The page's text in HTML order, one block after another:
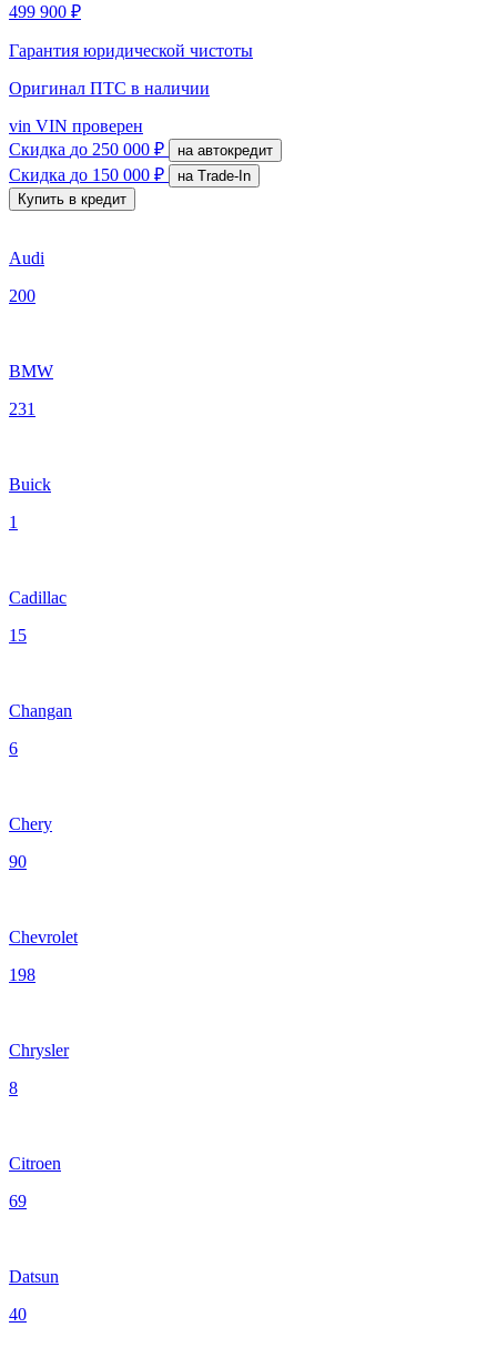
499 900 ₽
Гарантия юридической чистоты
Оригинал ПТС в наличии
vin VIN проверен
Скидка до 250 000 ₽ на автокредит
Скидка до 150 000 ₽
на Trade-In
Купить в кредит
Audi
200
BMW
231
Buick
1
Cadillac
15
Changan
6
Chery
90
Chevrolet
198
Chrysler
8
Citroen
69
Datsun
40